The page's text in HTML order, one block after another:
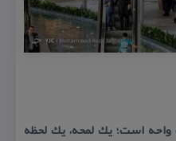
است؛ یك لمحه، یك لحظه